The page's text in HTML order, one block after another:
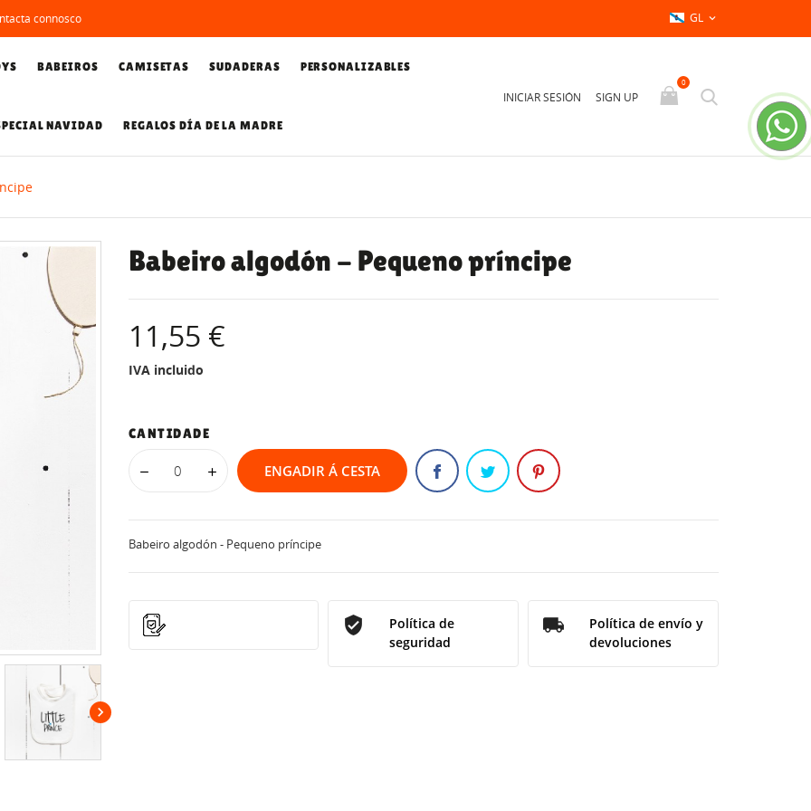
connosco GL 
BABEIROS CAMISETAS SUDADERAS PERSONALIZABLES
NAVIDAD REGALOS DÍA DE LA MADRE
INICIAR SESIÓN SIGN UP
0

Babeiro algodón - Pequeno príncipe
11,55 €
IVA incluido
CANTIDADE
ENGADIR Á CESTA
Babeiro algodón - Pequeno príncipe
Política de
seguridad
Política de envío y
devoluciones